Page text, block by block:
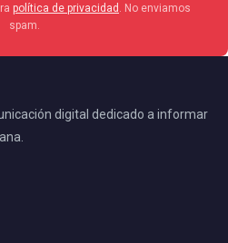
política de privacidad
. No enviamos
spam.
digital dedicado a informar